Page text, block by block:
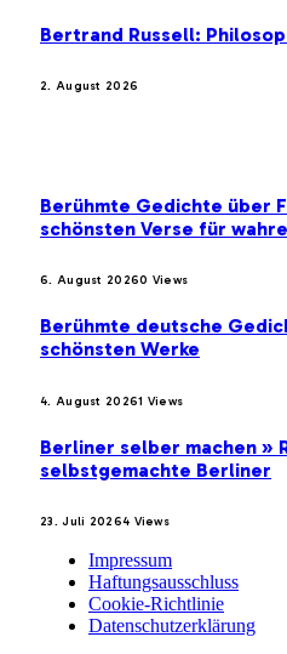
Bertrand Russell:
2. August 2026
Berühmte Gedichte über
schönsten Verse für
6. August 20260 Views
Berühmte deutsche
schönsten Werke
4. August 20261 Views
Berliner selber machen »
selbstgemachte Berliner
23. Juli 20264 Views
Impressum
Haftungsausschluss
Cookie-Richtlinie
Datenschutzerklärung